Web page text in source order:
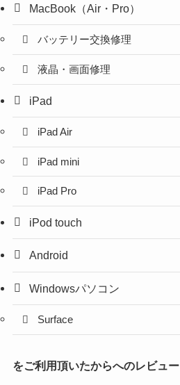
MacBook（Air・Pro）
バッテリー交換修理
液晶・画面修理
iPad
iPad Air
iPad mini
iPad Pro
iPod touch
Android
Windowsパソコン
Surface
をご利用頂いたからへのレビュー